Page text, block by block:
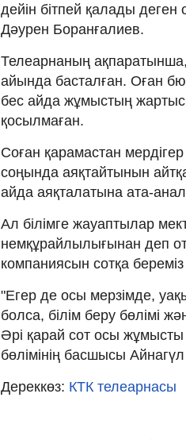
дейін бітпей қалады
Дәурен Боранғалиев.
Телеарнаның
айында басталған. Оған
бес айда жұмыстың
қосылмаған.
Соған қарамастан
соңында аяқтайтынын
айда аяқталатына ата-
Ал білімге жауаптылар
немқұрайлылығынан деп
компаниясын сотқа береміз
"Егер де осы мерзімде,
болса, білім беру бөлімі
Әрі қарай сот осы жұмысты
бөлімінің басшысы
Дереккөз: КТК телеарнасы